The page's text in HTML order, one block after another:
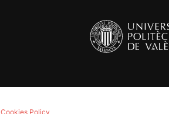
Cookies Policy